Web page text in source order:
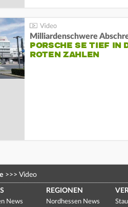
Milliardenschwere
PORSCHE SE TIEF IN
ROTEN ZAHLEN
>>> Video
News
REGIONEN
Nordhessen News